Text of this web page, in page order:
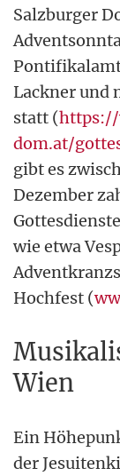
Salzburger
Lackner und
statt (https://
dom.at/
gibt es
Dezember
wie etwa
Hochfest (
Wien
Ein
der